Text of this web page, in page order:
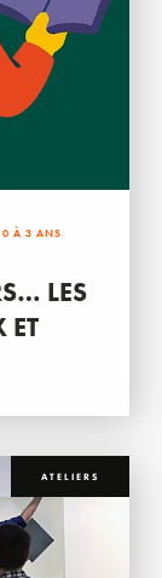
0 À 3 ANS
LES
ET
ATELIERS